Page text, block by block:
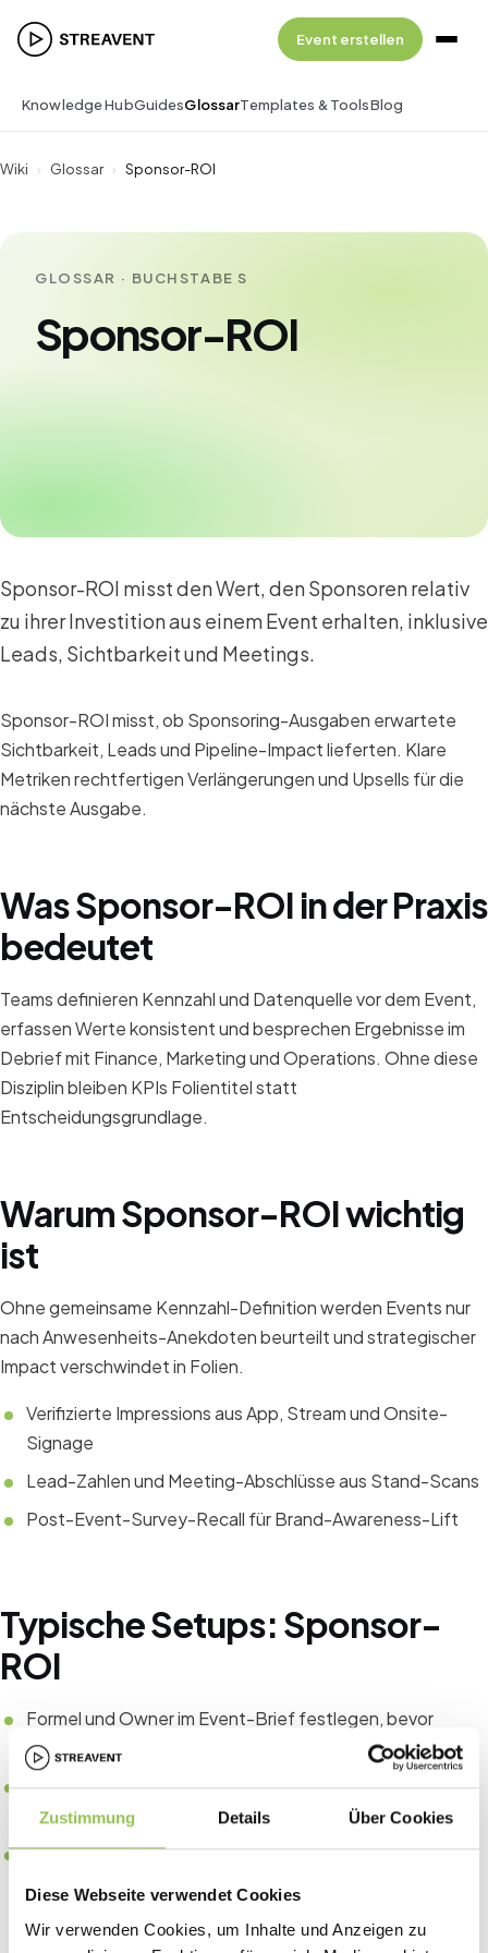
Zustimmung Details Über Cookies
Diese Webseite verwendet Cookies
Wir verwenden Cookies, um Inhalte und Anzeigen zu
Event erstellen
Knowledge HubGuidesGlossarTemplates & ToolsBlog
Wiki › Glossar › Sponsor-ROI
GLOSSAR · BUCHSTABE S
Sponsor-ROI
Sponsor-ROI misst den Wert, den Sponsoren relativ
zu ihrer Investition aus einem Event erhalten, inklusive
Leads, Sichtbarkeit und Meetings.
Sponsor-ROI misst, ob Sponsoring-Ausgaben erwartete
Sichtbarkeit, Leads und Pipeline-Impact lieferten. Klare
Metriken rechtfertigen Verlängerungen und Upsells für die
nächste Ausgabe.
Was Sponsor-ROI in der Praxis
bedeutet
Teams definieren Kennzahl und Datenquelle vor dem Event,
erfassen Werte konsistent und besprechen Ergebnisse im
Debrief mit Finance, Marketing und Operations. Ohne diese
Disziplin bleiben KPIs Folientitel statt
Entscheidungsgrundlage.
Warum Sponsor-ROI wichtig
ist
Ohne gemeinsame Kennzahl-Definition werden Events nur
nach Anwesenheits-Anekdoten beurteilt und strategischer
Impact verschwindet in Folien.
Verifizierte Impressions aus App, Stream und Onsite-
Signage
Lead-Zahlen und Meeting-Abschlüsse aus Stand-Scans
Post-Event-Survey-Recall für Brand-Awareness-Lift
Typische Setups: Sponsor-
ROI
Formel und Owner im Event-Brief festlegen, bevor
Budget freigegeben wird
CRM-Felder an Registrierungsquelle für Pipeline-
Attribution koppeln
Dieselben KPIs über Jahre vergleichen statt Einmal-